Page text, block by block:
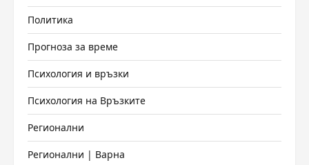
Политика
Прогноза за време
Психология и връзки
Психология на Връзките
Регионални
Регионални | Варна